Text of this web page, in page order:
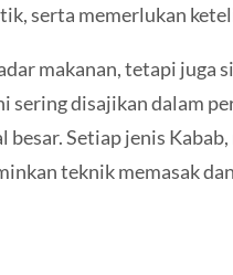
serta memerlukan
makanan, tetapi juga
sering disajikan dalam
Setiap jenis
teknik memasak